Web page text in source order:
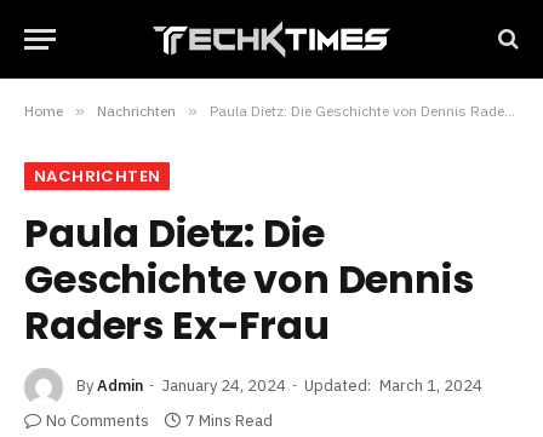
Home » Nachrichten » Paula Dietz: Die Geschichte von Dennis Raders Ex-Frau
NACHRICHTEN
Paula Dietz: Die
Geschichte von Dennis
Raders Ex-Frau
ByAdmin January 24, 2024 Updated: March 1, 2024
No Comments
7 Mins Read